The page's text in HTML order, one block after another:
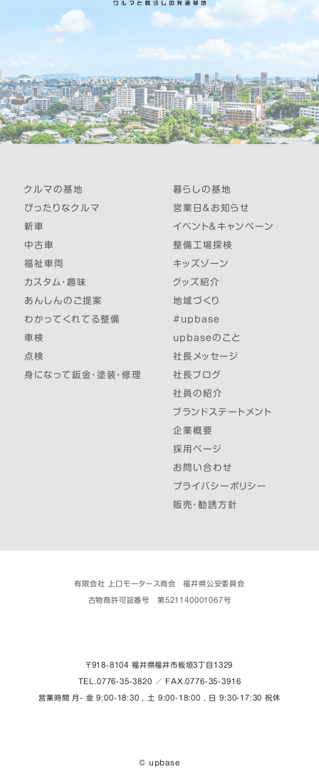
クルマの基地
ぴったりなクルマ
新車
中古車
福祉車両
カスタム・趣味
あんしんのご提案
わかってくれてる整備
車検
点検
身になって鈑金・塗装・修理
暮らしの基地
営業日＆お知らせ
イベント＆キャンペーン
整備工場探検
キッズゾーン
グッズ紹介
地域づくり
#upbase
upbaseのこと
社長メッセージ
社長ブログ
社員の紹介
ブランドステートメント
企業概要
採用ページ
お問い合わせ
プライバシーポリシー
販売・勧誘方針
有限会社 上口モータース商会 福井県公安委員会
古物商許可証番号 第521140001067号
〒918-8104 福井県福井市板垣３丁目1329
TEL.0776-35-3820 ／ FAX.0776-35-3916
営業時間 月- 金 9:00-18:30 , 土 9:00-18:00 , 日 9:30-17:30 祝休
© upbase